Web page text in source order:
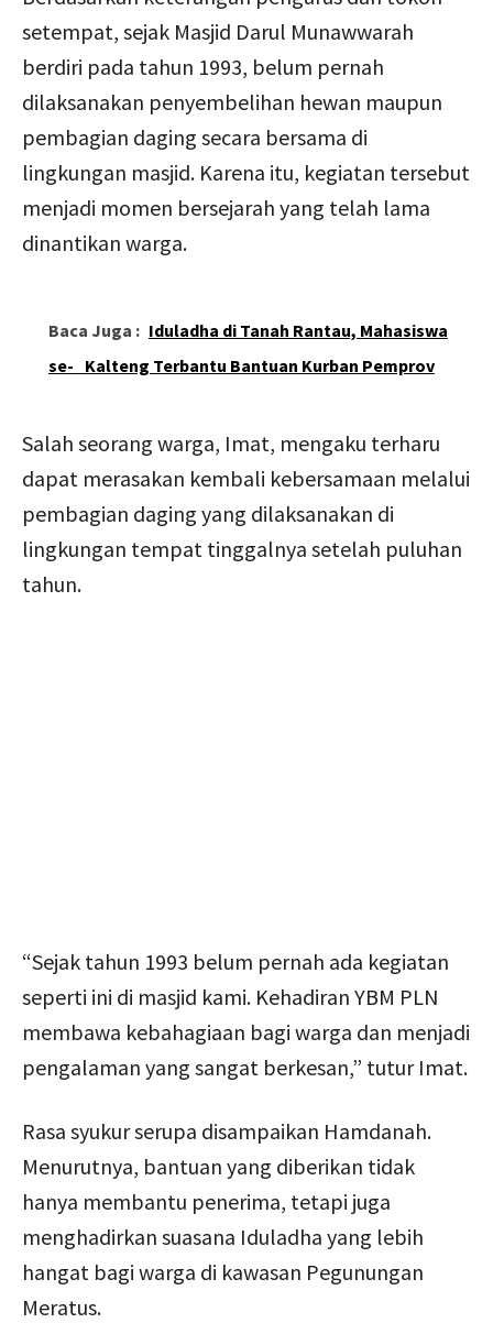
setempat, sejak Masjid Darul Munawwarah
berdiri pada tahun 1993, belum pernah
dilaksanakan penyembelihan hewan maupun
pembagian daging secara bersama di
lingkungan masjid. Karena itu, kegiatan tersebut
menjadi momen bersejarah yang telah lama
dinantikan warga.
Baca Juga : Iduladha di Tanah Rantau, Mahasiswa
se- Kalteng Terbantu Bantuan Kurban Pemprov
Salah seorang warga, Imat, mengaku terharu
dapat merasakan kembali kebersamaan melalui
pembagian daging yang dilaksanakan di
lingkungan tempat tinggalnya setelah puluhan
tahun.
“Sejak tahun 1993 belum pernah ada kegiatan
seperti ini di masjid kami. Kehadiran YBM PLN
membawa kebahagiaan bagi warga dan menjadi
pengalaman yang sangat berkesan,” tutur Imat.
Rasa syukur serupa disampaikan Hamdanah.
Menurutnya, bantuan yang diberikan tidak
hanya membantu penerima, tetapi juga
menghadirkan suasana Iduladha yang lebih
hangat bagi warga di kawasan Pegunungan
Meratus.